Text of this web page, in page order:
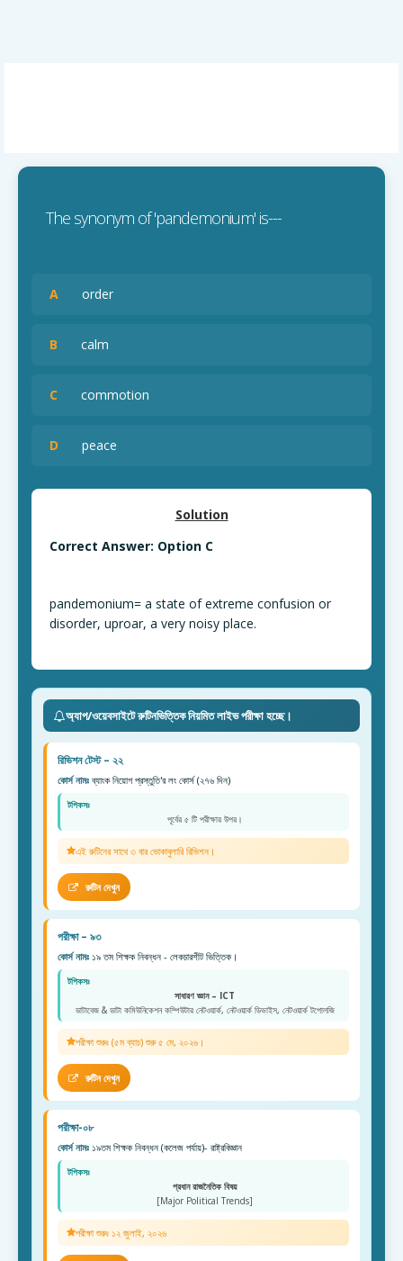
The synonym of 'pandemonium' is---
A order
B calm
C commotion
D peace
Solution
Correct Answer: Option C
pandemonium= a state of extreme confusion or
disorder, uproar, a very noisy place.
অ্যাপ/ওয়েবসাইটে রুটিনভিত্তিক নিয়মিত লাইভ পরীক্ষা হচ্ছে।
রিভিশন টেস্ট – ২২
কোর্স নামঃব্যাংক নিয়োগ প্রস্তুতি'র লং কোর্স (২৭৬ দিন)
টপিকসঃ
পূর্বের ৫ টি পরীক্ষার উপর।
এই রুটিনের সাথে ৩ বার ভোকাবুলারি রিভিশন।
রুটিন দেখুন
পরীক্ষা – ৯৩
কোর্স নামঃ ১৯ তম শিক্ষক নিবন্ধন - লেকচারশীট ভিত্তিক।
টপিকসঃ
সাধারণ জ্ঞান – ICT
ডাটাবেজ & ডাটা কমিউনিকেশন কম্পিউটার নেটওয়ার্ক, নেটওয়ার্ক ডিভাইস, নেটওয়ার্ক টপোলজি
পরীক্ষা শুরুঃ (৫ম ব্যাচ) শুরু ৫ মে, ২০২৬।
রুটিন দেখুন
পরীক্ষা-০৮
কোর্স নামঃ ১৯তম শিক্ষক নিবন্ধন (কলেজ পর্যায়)- রাষ্ট্রবিজ্ঞান
টপিকসঃ
প্রধান রাজনৈতিক বিষয়
[Major Political Trends]
পরীক্ষা শুরুঃ ১২ জুলাই, ২০২৬